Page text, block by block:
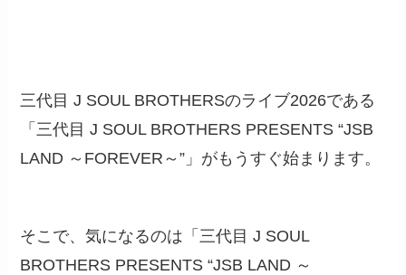
三代目 J SOUL BROTHERSのライブ2026である
「三代目 J SOUL BROTHERS PRESENTS “JSB
LAND ～FOREVER～”」がもうすぐ始まります。
そこで、気になるのは「三代目 J SOUL
BROTHERS PRESENTS “JSB LAND ～